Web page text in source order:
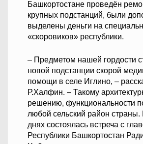
Башкортостане проведён
крупных подстанций, были
выделены деньги на
«скоровиков» республики.
– Предметом нашей гордости
новой подстанции скорой
помощи в селе Иглино, –
Р.Халфин. – Такому
решению, функциональности
любой сельский район страны.
днях состоялась встреча с
Республики Башкортостан